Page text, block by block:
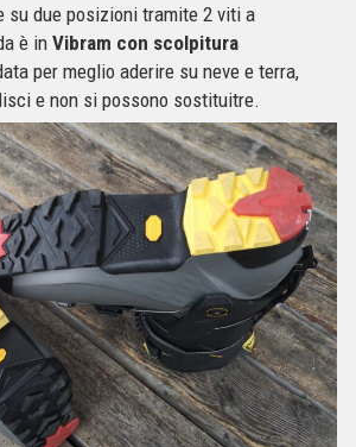
su due posizioni tramite 2 viti a
è in Vibram con scolpitura
per meglio aderire su neve e terra,
e non si possono sostituitre.